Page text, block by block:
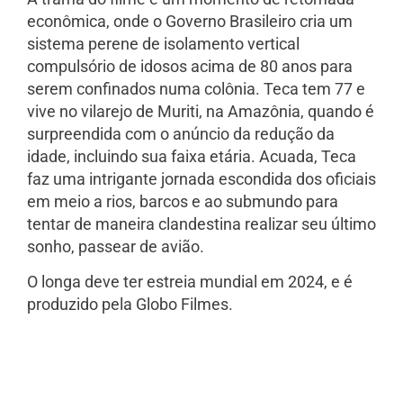
econômica, onde o Governo Brasileiro cria um
sistema perene de isolamento vertical
compulsório de idosos acima de 80 anos para
serem confinados numa colônia. Teca tem 77 e
vive no vilarejo de Muriti, na Amazônia, quando é
surpreendida com o anúncio da redução da
idade, incluindo sua faixa etária. Acuada, Teca
faz uma intrigante jornada escondida dos oficiais
em meio a rios, barcos e ao submundo para
tentar de maneira clandestina realizar seu último
sonho, passear de avião.
O longa deve ter estreia mundial em 2024, e é
produzido pela Globo Filmes.